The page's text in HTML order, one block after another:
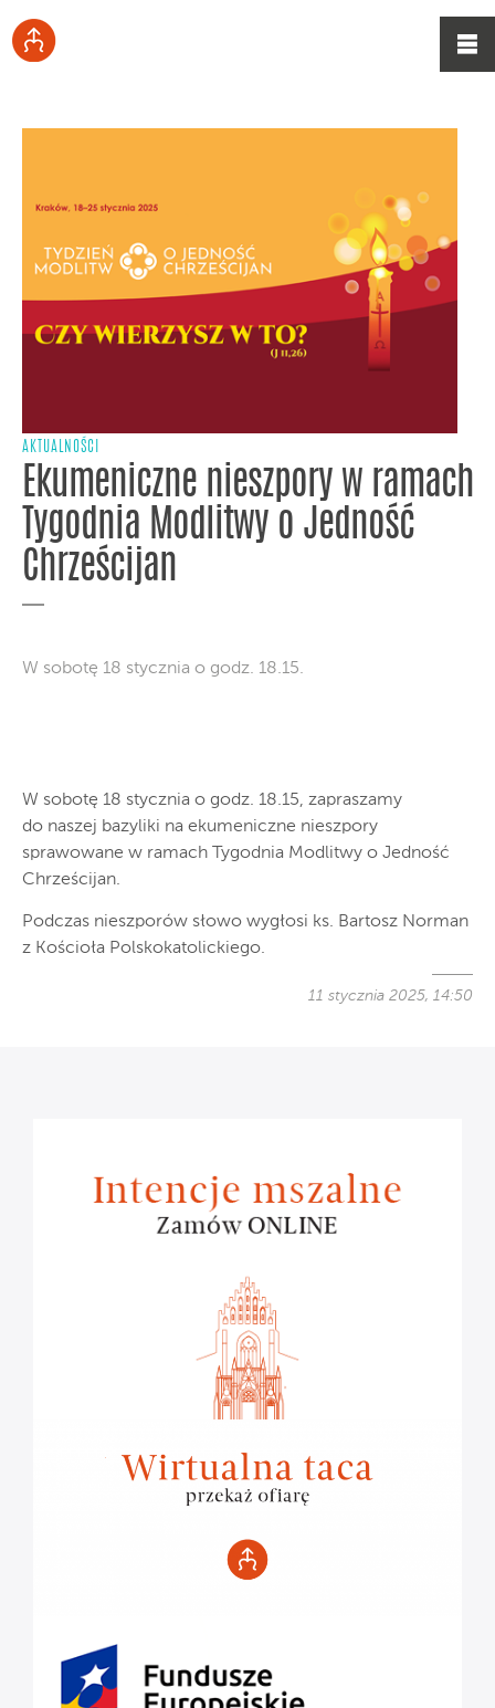
AKTUALNOŚCI
Ekumeniczne nieszpory w ramach
Tygodnia Modlitwy o Jedność
Chrześcijan
W sobotę 18 stycznia o godz. 18.15.
W sobotę 18 stycznia o godz. 18.15, zapraszamy
do naszej bazyliki na ekumeniczne nieszpory
sprawowane w ramach Tygodnia Modlitwy o Jedność
Chrześcijan.
Podczas nieszporów słowo wygłosi ks. Bartosz Norman
z Kościoła Polskokatolickiego.
11 stycznia 2025, 14:50